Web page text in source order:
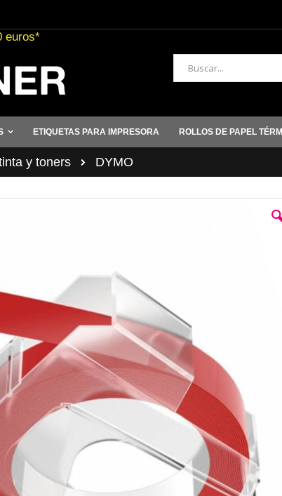
euros*
Buscar
ETIQUETAS PARA IMPRESORA ROLLOS DE PAPEL
y toners DYMO